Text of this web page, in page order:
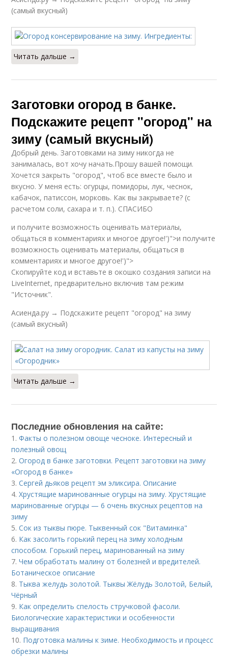
(самый вкусный)
Читать дальше →
Заготовки огород в банке.
Подскажите рецепт "огород" на
зиму (самый вкусный)
Добрый день. Заготовками на зиму никогда не
занималась, вот хочу начать.Прошу вашей помощи.
Хочется закрыть "огород", чтоб все вместе было и
вкусно. У меня есть: огурцы, помидоры, лук, чеснок,
кабачок, патиссон, морковь. Как вы закрываете? (с
расчетом соли, сахара и т. п.). СПАСИБО
и получите возможность оценивать материалы,
общаться в комментариях и многое другое!')">и получите
возможность оценивать материалы, общаться в
комментариях и многое другое!')">
Скопируйте код и вставьте в окошко создания записи на
LiveInternet, предварительно включив там режим
"Источник".
Асиенда.ру → Подскажите рецепт "огород" на зиму
(самый вкусный)
Читать дальше →
Последние обновления на сайте:
1.Факты о полезном овоще чесноке. Интересный и
полезный овощ
2.Огород в банке заготовки. Рецепт заготовки на зиму
«Огород в банке»
3.Сергей дьяков рецепт эм эликсира. Описание
4.Хрустящие маринованные огурцы на зиму. Хрустящие
маринованные огурцы — 6 очень вкусных рецептов на
зиму
5.Сок из тыквы пюре. Тыквенный сок "Витаминка"
6. Как засолить горький перец на зиму холодным
способом. Горький перец, маринованный на зиму
7.Чем обработать малину от болезней и вредителей.
Ботаническое описание
8. Тыква желудь золотой. Тыквы Жёлудь Золотой, Белый,
Чёрный
9. Как определить спелость стручковой фасоли.
Биологические характеристики и особенности
выращивания
10. Подготовка малины к зиме. Необходимость и процесс
обрезки малины